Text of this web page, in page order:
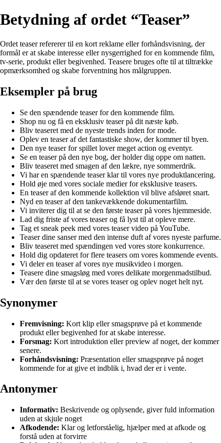
Betydning af ordet “Teaser”
Ordet teaser refererer til en kort reklame eller forhåndsvisning, der
formål er at skabe interesse eller nysgerrighed for en kommende film,
tv-serie, produkt eller begivenhed. Teasere bruges ofte til at tiltrække
opmærksomhed og skabe forventning hos målgruppen.
Eksempler på brug
Se den spændende teaser for den kommende film.
Shop nu og få en eksklusiv teaser på dit næste køb.
Bliv teaseret med de nyeste trends inden for mode.
Oplev en teaser af det fantastiske show, der kommer til byen.
Den nye teaser for spillet lover meget action og eventyr.
Se en teaser på den nye bog, der holder dig oppe om natten.
Bliv teaseret med smagen af den lækre, nye sommerdrik.
Vi har en spændende teaser klar til vores nye produktlancering.
Hold øje med vores sociale medier for eksklusive teasers.
En teaser af den kommende kollektion vil blive afsløret snart.
Nyd en teaser af den tankevækkende dokumentarfilm.
Vi inviterer dig til at se den første teaser på vores hjemmeside.
Lad dig friste af vores teaser og få lyst til at opleve mere.
Tag et sneak peek med vores teaser video på YouTube.
Teaser dine sanser med den intense duft af vores nyeste parfume.
Bliv teaseret med spændingen ved vores store konkurrence.
Hold dig opdateret for flere teasers om vores kommende events.
Vi deler en teaser af vores nye musikvideo i morgen.
Teasere dine smagsløg med vores delikate morgenmadstilbud.
Vær den første til at se vores teaser og oplev noget helt nyt.
Synonymer
Fremvisning: Kort klip eller smagsprøve på et kommende
produkt eller begivenhed for at skabe interesse.
Forsmag: Kort introduktion eller preview af noget, der kommer
senere.
Forhåndsvisning: Præsentation eller smagsprøve på noget
kommende for at give et indblik i, hvad der er i vente.
Antonymer
Informativ: Beskrivende og oplysende, giver fuld information
uden at skjule noget
Afkodende: Klar og letforståelig, hjælper med at afkode og
forstå uden at forvirre